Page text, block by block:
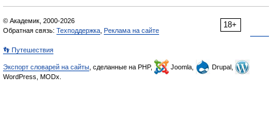
18+
© Академик, 2000-2026
Обратная связь: Техподдержка Реклама на сайте
👣 Путешествия
Экспорт словарей на сайты , сделанные на PHP, Joomla,
Drupal,
WordPress, MODx.